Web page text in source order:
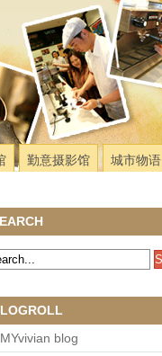
勤意摄影馆 城市物语
MYvivian blog